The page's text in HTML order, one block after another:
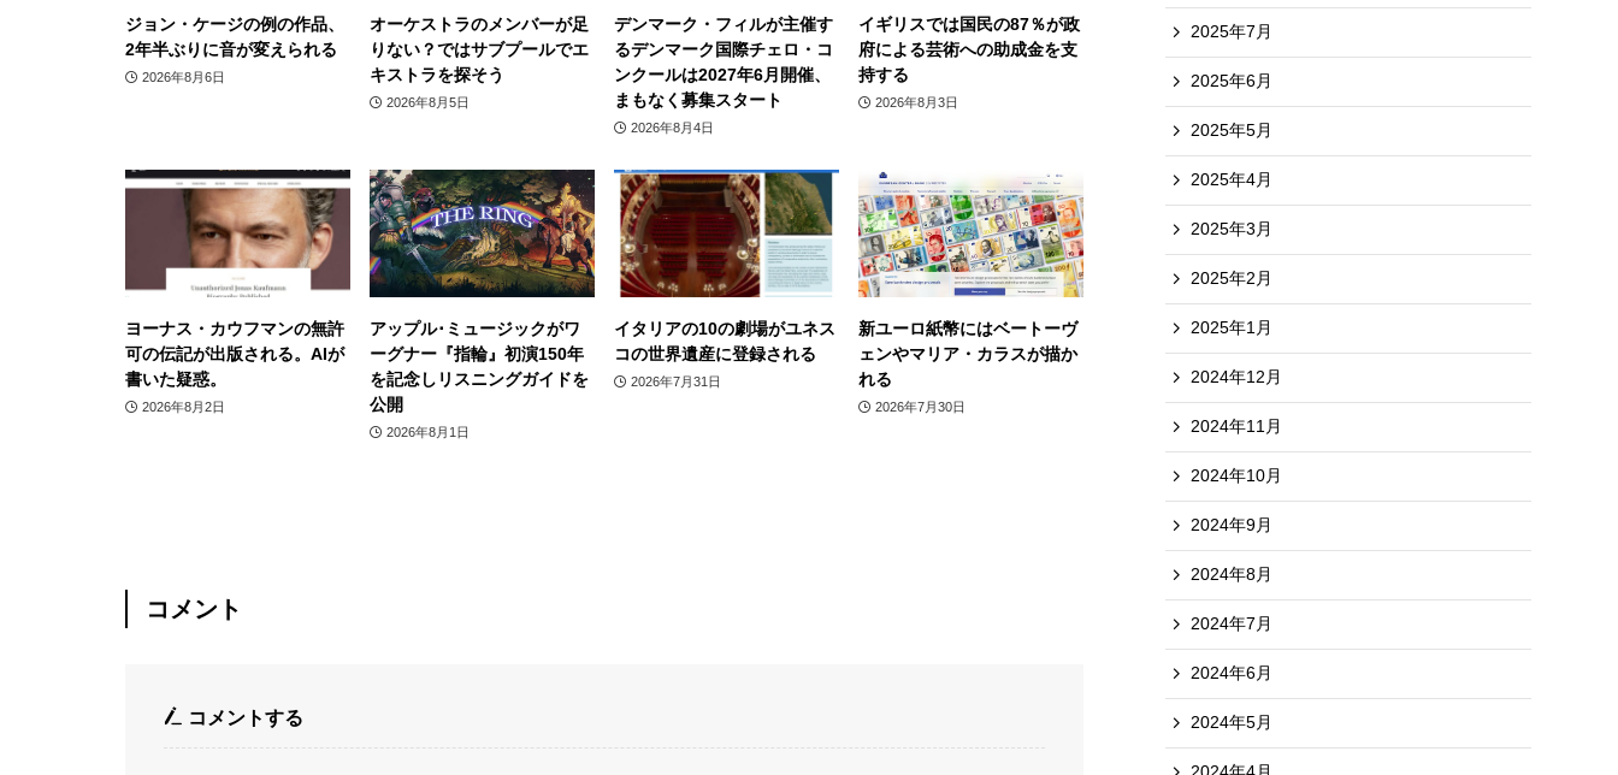
ジョン・ケージの例の作品、
2年半ぶりに音が変えられる
2026年8月6日
オーケストラのメンバーが足
りない？ではサブプールでエ
キストラを探そう
2026年8月5日
デンマーク・フィルが主催す
るデンマーク国際チェロ・コ
ンクールは2027年6月開催、
まもなく募集スタート
2026年8月4日
イギリスでは国民の87％が政
府による芸術への助成金を支
持する
2026年8月3日
ヨーナス・カウフマンの無許
可の伝記が出版される。AIが
書いた疑惑。
2026年8月2日
アップル･ミュージックがワ
ーグナー『指輪』初演150年
を記念しリスニングガイドを
公開
2026年8月1日
イタリアの10の劇場がユネス
コの世界遺産に登録される
2026年7月31日
新ユーロ紙幣にはベートーヴ
ェンやマリア・カラスが描か
れる
2026年7月30日
コメント
コメントする
2025年7月
2025年6月
2025年5月
2025年4月
2025年3月
2025年2月
2025年1月
2024年12月
2024年11月
2024年10月
2024年9月
2024年8月
2024年7月
2024年6月
2024年5月